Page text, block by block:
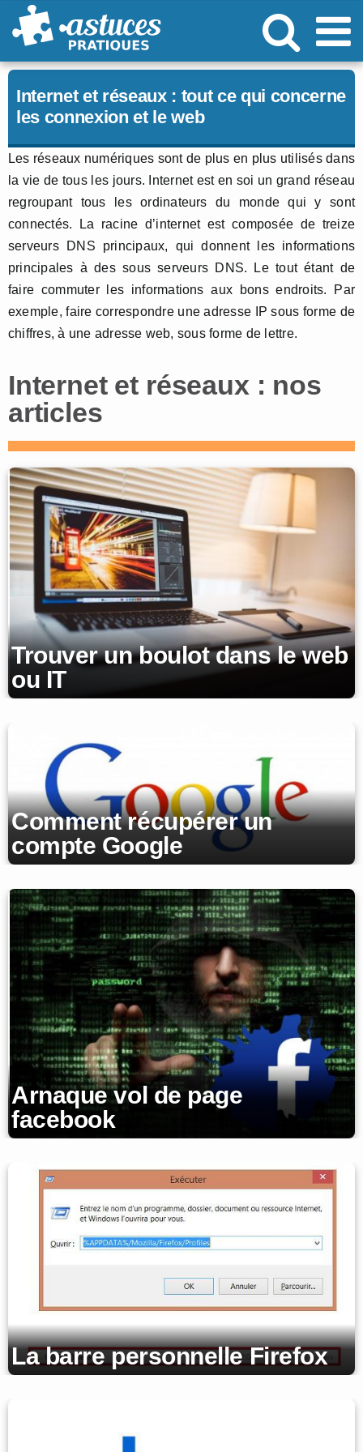
Passer
au
Internet et réseaux : tout ce qui concerne
les connexion et le web
Les réseaux numériques sont de plus en plus utilisés dans
la vie de tous les jours. Internet est en soi un grand réseau
regroupant tous les ordinateurs du monde qui y sont
connectés. La racine d’internet est composée de treize
serveurs DNS principaux, qui donnent les informations
principales à des sous serveurs DNS. Le tout étant de
faire commuter les informations aux bons endroits. Par
exemple, faire correspondre une adresse IP sous forme de
chiffres, à une adresse web, sous forme de lettre.
Internet et réseaux : nos
articles
Trouver un boulot dans le web
ou IT
Comment récupérer un
compte Google
Arnaque vol de page
facebook
La barre personnelle Firefox